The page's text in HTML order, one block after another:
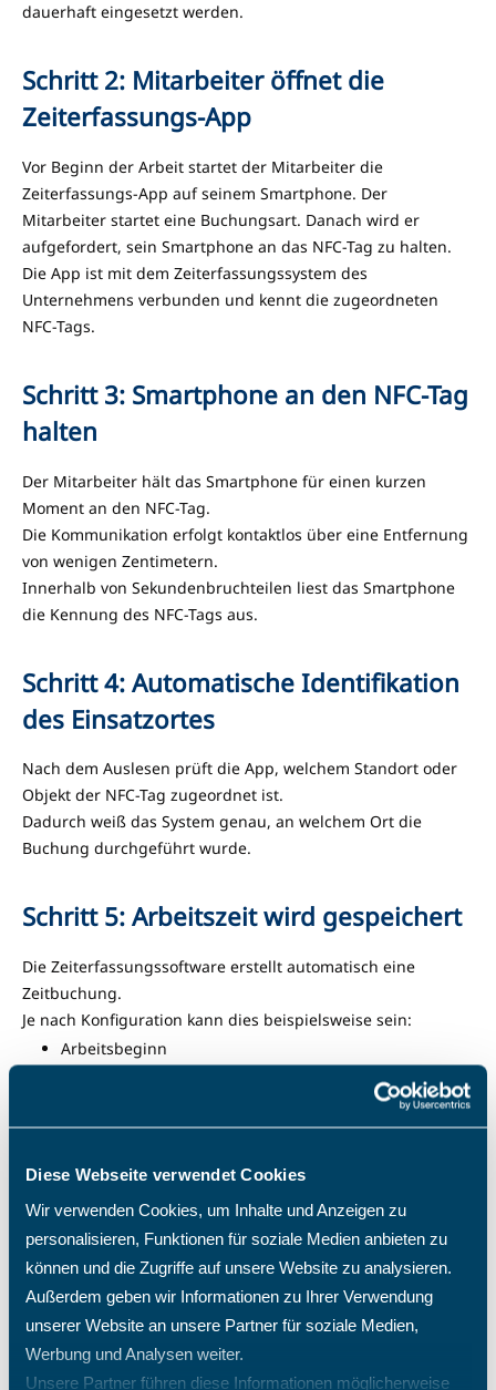
Diese Webseite verwendet Cookies
Wir verwenden Cookies, um Inhalte und Anzeigen zu
personalisieren, Funktionen für soziale Medien anbieten zu
können und die Zugriffe auf unsere Website zu analysieren.
Außerdem geben wir Informationen zu Ihrer Verwendung
unserer Website an unsere Partner für soziale Medien,
Werbung und Analysen weiter.
Unsere Partner führen diese Informationen möglicherweise
dauerhaft eingesetzt werden.
Schritt 2: Mitarbeiter öffnet die
Zeiterfassungs-App
Vor Beginn der Arbeit startet der Mitarbeiter die
Zeiterfassungs-App auf seinem Smartphone. Der
Mitarbeiter startet eine Buchungsart. Danach wird er
aufgefordert, sein Smartphone an das NFC-Tag zu halten.
Die App ist mit dem Zeiterfassungssystem des
Unternehmens verbunden und kennt die zugeordneten
NFC-Tags.
Schritt 3: Smartphone an den NFC-Tag
halten
Der Mitarbeiter hält das Smartphone für einen kurzen
Moment an den NFC-Tag.
Die Kommunikation erfolgt kontaktlos über eine Entfernung
von wenigen Zentimetern.
Innerhalb von Sekundenbruchteilen liest das Smartphone
die Kennung des NFC-Tags aus.
Schritt 4: Automatische Identifikation
des Einsatzortes
Nach dem Auslesen prüft die App, welchem Standort oder
Objekt der NFC-Tag zugeordnet ist.
Dadurch weiß das System genau, an welchem Ort die
Buchung durchgeführt wurde.
Schritt 5: Arbeitszeit wird gespeichert
Die Zeiterfassungssoftware erstellt automatisch eine
Zeitbuchung.
Je nach Konfiguration kann dies beispielsweise sein:
Arbeitsbeginn
Projektbeginn
Projektende
Die Buchung wird sofort gespeichert.